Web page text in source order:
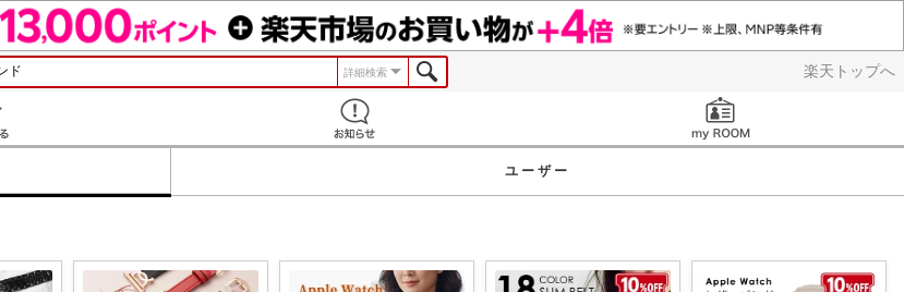
楽天トップへ
詳細検索
ユーザー